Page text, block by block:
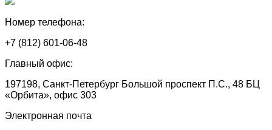
Номер телефона:
+7 (812) 601-06-48
Главный офис:
197198, Санкт-Петербург Большой проспект П.С., 48 БЦ
«Орбита», офис 303
Электронная почта